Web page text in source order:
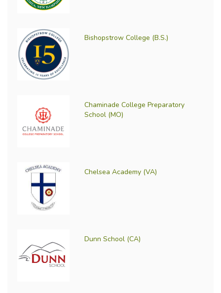
Bishopstrow College (B.S.)
Chaminade College Preparatory
School (MO)
Chelsea Academy (VA)
Dunn School (CA)